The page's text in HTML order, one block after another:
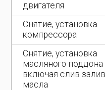
двигателя
Снятие, установка
компрессора
Снятие, установка
масляного поддона
включая слив залив
масла